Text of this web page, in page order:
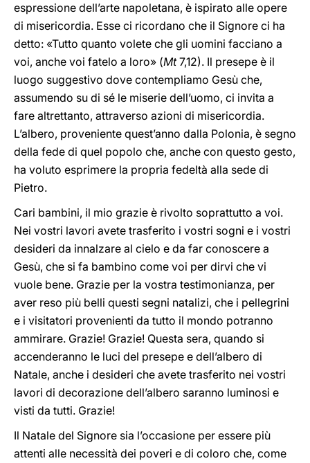
espressione dell’arte napoletana, è ispirato alle opere
di misericordia. Esse ci ricordano che il Signore ci ha
detto: «Tutto quanto volete che gli uomini facciano a
voi, anche voi fatelo a loro» (Mt7,12). Il presepe è il
luogo suggestivo dove contempliamo Gesù che,
assumendo su di sé le miserie dell’uomo, ci invita a
fare altrettanto, attraverso azioni di misericordia.
L’albero, proveniente quest’anno dalla Polonia, è segno
della fede di quel popolo che, anche con questo gesto,
ha voluto esprimere la propria fedeltà alla sede di
Pietro.
Cari bambini, il mio grazie è rivolto soprattutto a voi.
Nei vostri lavori avete trasferito i vostri sogni e i vostri
desideri da innalzare al cielo e da far conoscere a
Gesù, che si fa bambino come voi per dirvi che vi
vuole bene. Grazie per la vostra testimonianza, per
aver reso più belli questi segni natalizi, che i pellegrini
e i visitatori provenienti da tutto il mondo potranno
ammirare. Grazie! Grazie! Questa sera, quando si
accenderanno le luci del presepe e dell’albero di
Natale, anche i desideri che avete trasferito nei vostri
lavori di decorazione dell’albero saranno luminosi e
visti da tutti. Grazie!
Il Natale del Signore sia l’occasione per essere più
attenti alle necessità dei poveri e di coloro che, come